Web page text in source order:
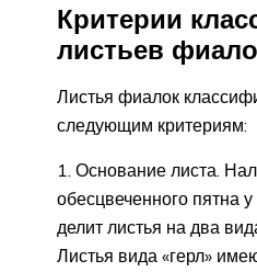
Критерии
листьев
Листья фиалок
следующим критериям:
Основание листа.
обесцвеченного пятна
делит листья на два
Листья вида «герл»